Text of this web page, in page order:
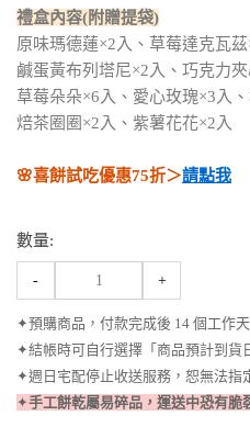
禮盒內容(附贈提袋)
原味瑪德蓮×2入、草莓達克瓦茲
鹹蛋黃布列塔尼×2入、巧克力夾
草莓朵朵×6入、愛心玫瑰×3入
焙茶圈圈×2入、紫薯花花×2入
🌸喜餅試吃優惠75折＞請點我
數量:
- +
✦預購商品，付款完成後 14 個工作
✦結帳時可自行選擇「商品預計到貨
✦週日宅配停止收送服務，恕無法指
✦手工餅乾屬易碎品，運送中恐有脆